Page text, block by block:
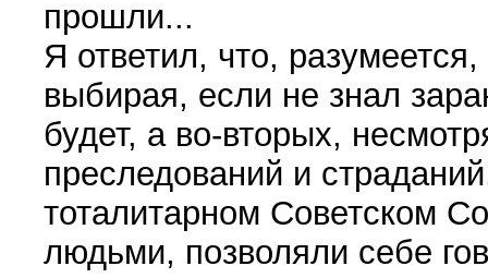
прошли...
Я ответил, что,
выбирая, если не знал
будет, а во-вторых,
преследований и
тоталитарном Советском
людьми, позволяли себе